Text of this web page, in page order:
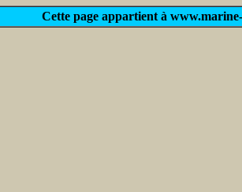
Cette page appartient à